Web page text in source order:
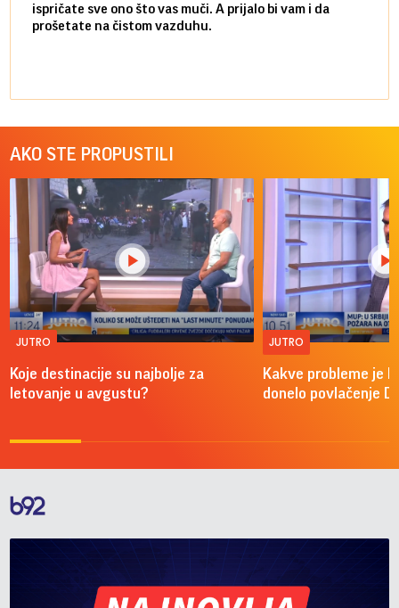
ispričate sve ono što vas muči. A prijalo bi vam i da
prošetate na čistom vazduhu.
AKO STE PROPUSTILI
JUTRO
Koje destinacije su najbolje za
letovanje u avgustu?
JUTRO
Kakve probleme je
donelo povlačenje